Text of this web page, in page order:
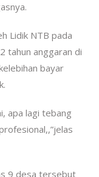
Lidik NTB pada
tahun anggaran di
bayar
apa lagi tebang
9 desa tersebut